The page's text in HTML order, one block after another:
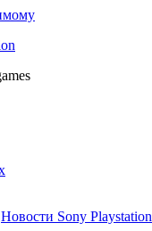
Новости Sony Playstation